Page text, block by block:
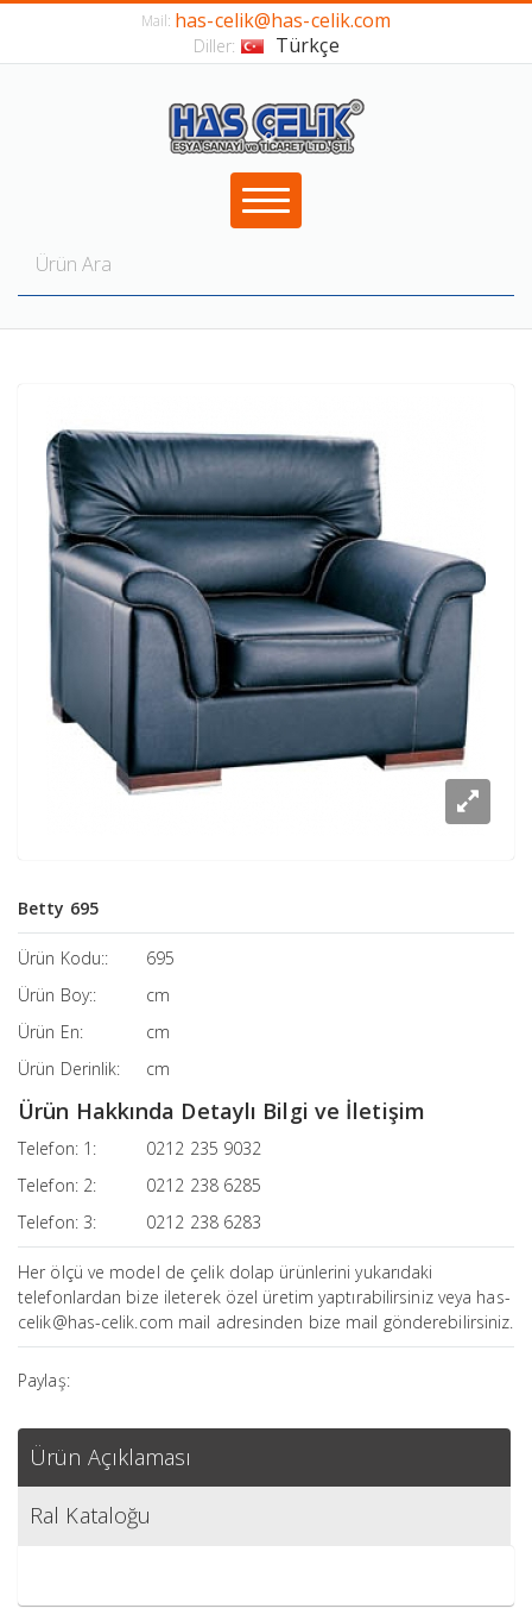
Mail: has-celik@has-celik.com
Diller: Türkçe
Betty 695
Ürün Kodu::
695
Ürün Boy::
cm
Ürün En:
cm
Ürün Derinlik:
cm
Ürün Hakkında Detaylı Bilgi ve İletişim
Telefon: 1:
0212 235 9032
Telefon: 2:
0212 238 6285
Telefon: 3:
0212 238 6283
Her ölçü ve model de çelik dolap ürünlerini yukarıdaki
telefonlardan bize ileterek özel üretim yaptırabilirsiniz veya has-
celik@has-celik.com mail adresinden bize mail gönderebilirsiniz.
Paylaş:
Ürün Açıklaması
Ral Kataloğu